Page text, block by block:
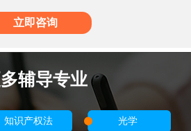
立即咨询
辅导专业
知识产权法 光学